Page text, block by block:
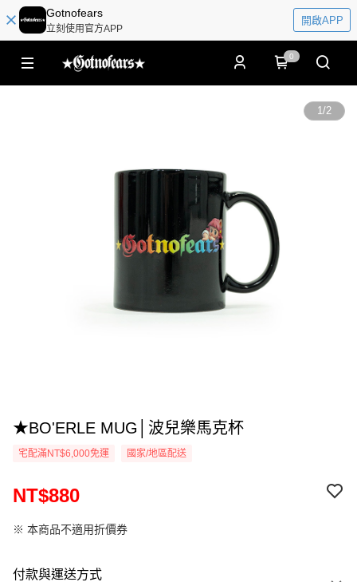
Gotnofears
立刻使用官方APP
開啟APP
0
1/2
★BO'ERLE MUG│波兒樂馬克杯
宅配滿NT$6,000免運 國家/地區配送
NT$880
※ 本商品不適用折價券
付款與運送方式